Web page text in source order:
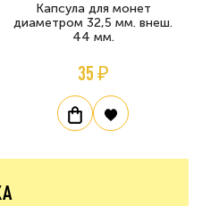
Капсула для монет
диаметром 32,5 мм. внеш.
44 мм.
35 ₽